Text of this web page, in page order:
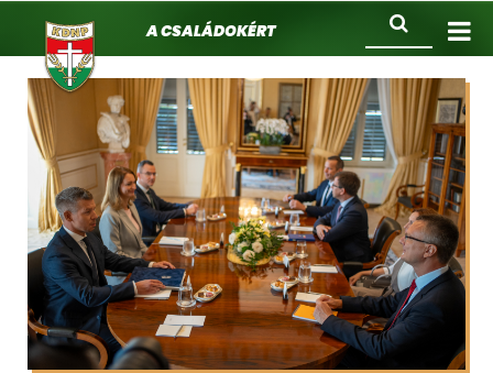
tartalomra
KDNPA családokért.